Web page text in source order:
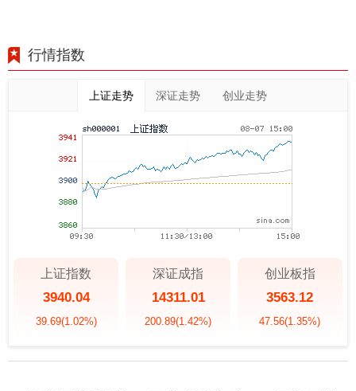
行情指数
上证走势 深证走势 创业走势
上证指数
3940.04
39.69(1.02%)
深证成指
14311.01
200.89(1.42%)
创业板指
3563.12
47.56(1.35%)